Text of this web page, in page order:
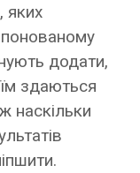
яких
додати,
здаються
наскільки